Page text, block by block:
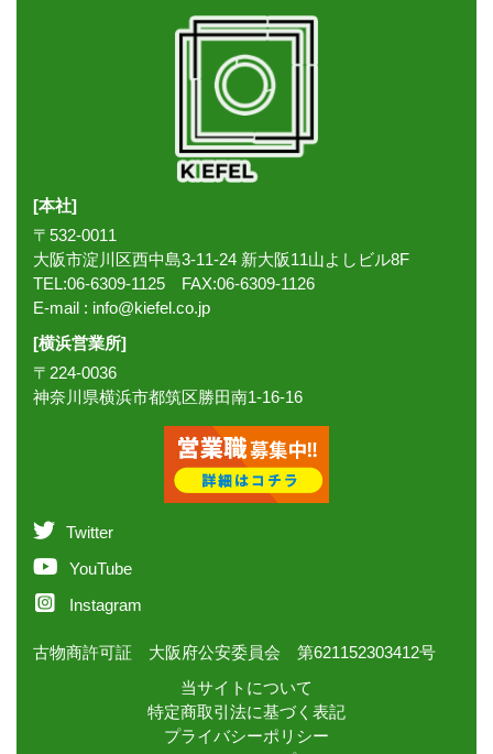
[本社]
〒532-0011
大阪市淀川区西中島3-11-24 新大阪11山よしビル8F
TEL:06-6309-1125 FAX:06-6309-1126
E-mail : info@kiefel.co.jp
[横浜営業所]
〒224-0036
神奈川県横浜市都筑区勝田南1-16-16
Twitter
YouTube
Instagram
古物商許可証 大阪府公安委員会 第621152303412号
当サイトについて
特定商取引法に基づく表記
プライバシーポリシー